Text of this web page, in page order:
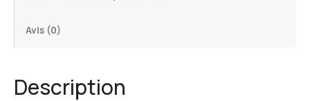
Avis (0)
Description